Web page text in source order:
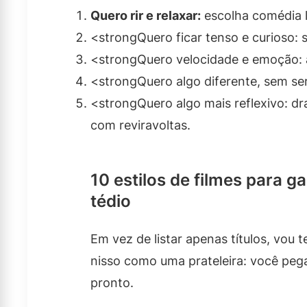
Quero rir e relaxar: escolha
<strongQuero ficar tenso e curioso:
<strongQuero velocidade e
<strongQuero algo diferente, sem
<strongQuero algo mais reflexivo:
com reviravoltas.
10 estilos de filmes para
tédio
Em vez de listar apenas títulos, vou
nisso como uma prateleira: você
pronto.